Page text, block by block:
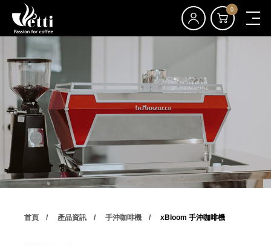
0
首頁 產品資訊 手沖咖啡機 xBloom 手沖咖啡機